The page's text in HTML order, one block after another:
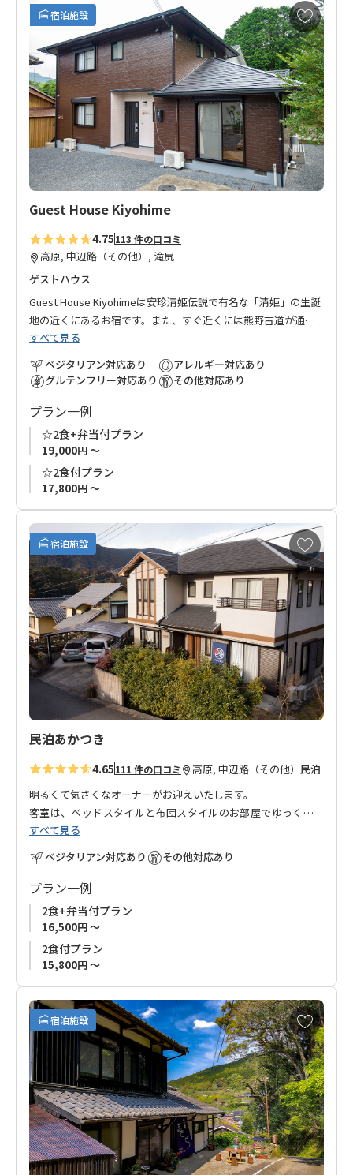
宿泊施設
お
気
に
入
り
に
追
加
Guest House Kiyohime
4.75113 件の口コミ
高原, 中辺路（その他）, 滝尻
ゲストハウス
Guest House Kiyohimeは安珍清姫伝説で有名な「清姫」の生誕
地の近くにあるお宿です。また、すぐ近くには熊野古道が通っ
ております。
ふもとの清姫バス停から滝尻王子まで路線バスで約３分、徒歩
でも約20分なので、滝尻から熊野古道を歩くのに便利なお宿で
す。
長期滞在の方も安心してお泊まりいただけるように各階にはそ
れぞれお風呂・トイレ・洗濯機・乾燥機・冷蔵庫などの設備が
揃っております。
お友達同士、ご家族でのご利用にぴったりなお宿です。皆さま
のお越しをお待ちしております。
* フロア貸切プランの新規受付は終了いたしました。現在はバ
ス・トイレ・キッチン共用の個室プランをご用意しておりま
す。
すべて見る
ベジタリアン対応あり
グルテンフリー対応あり
アレルギー対応あり
その他対応あり
プラン一例
☆2食+弁当付プラン
19,000円 ～
☆2食付プラン
17,800円 ～
宿泊施設
お
気
に
入
り
に
追
加
民泊あかつき
4.65111 件の口コミ 高原, 中辺路（その他） 民泊
明るくて気さくなオーナーがお迎えいたします。
客室は、ベッドスタイルと布団スタイルのお部屋でゆっくりと
過ごしていただけます。
地元食材や手作りの野菜を中心に、体に優しい心のこもったお
料理でおもてなしいたします。
『四季のイベント（土、木、紙、布）』や『くまの里山体験』
もお楽しみいただけます。
普段ゆっくり休むことができない方、古道歩きの方など、皆さ
熊野古道歩きの方には、高原、滝尻への送迎も可能ですので、
ご予約の際にお知らせください。
すべて見る
ベジタリアン対応あり
その他対応あり
プラン一例
2食+弁当付プラン
16,500円 ～
2食付プラン
15,800円 ～
宿泊施設
お
気
に
入
り
に
追
加